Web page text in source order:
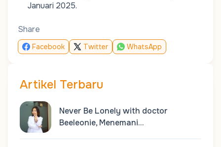
Januari 2025.
Share
Facebook Twitter WhatsApp
Artikel Terbaru
Never Be Lonely with doctor
Beeleonie, Menemani…